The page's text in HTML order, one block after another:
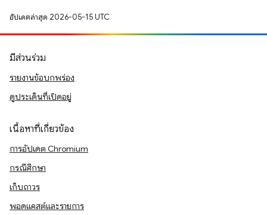
อัปเดตล่าสุด 2026-05-15 UTC
มีส่วนร่วม
รายงานข้อบกพร่อง
ดูประเด็นที่เปิดอยู่
เนื้อหาที่เกี่ยวข้อง
การอัปเดต Chromium
กรณีศึกษา
เก็บถาวร
พอดแคสต์และรายการ